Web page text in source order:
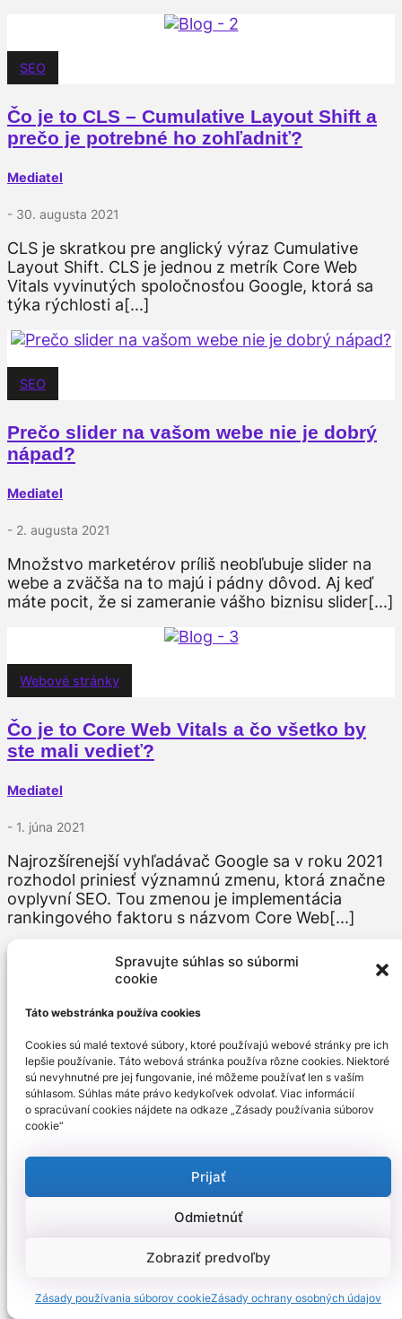
Spravujte súhlas so súbormi
cookie
Táto webstránka používa cookies
Cookies sú malé textové súbory, ktoré používajú webové stránky pre ich
lepšie používanie. Táto webová stránka používa rôzne cookies. Niektoré
sú nevyhnutné pre jej fungovanie, iné môžeme používať len s vaším
súhlasom. Súhlas máte právo kedykoľvek odvolať. Viac informácií
o spracúvaní cookies nájdete na odkaze „Zásady používania súborov
cookie“
Prijať
Odmietnúť
Zobraziť predvoľby
Zásady používania súborov cookieZásady ochrany osobných údajov
SEO
Čo je to CLS – Cumulative Layout Shift a
prečo je potrebné ho zohľadniť?
Mediatel
- 30. augusta 2021
CLS je skratkou pre anglický výraz Cumulative
Layout Shift. CLS je jednou z metrík Core Web
Vitals vyvinutých spoločnosťou Google, ktorá sa
týka rýchlosti a[...]
SEO
Prečo slider na vašom webe nie je dobrý
nápad?
Mediatel
- 2. augusta 2021
Množstvo marketérov príliš neobľubuje slider na
webe a zväčša na to majú i pádny dôvod. Aj keď
máte pocit, že si zameranie vášho biznisu slider[...]
Webové stránky
Čo je to Core Web Vitals a čo všetko by
ste mali vedieť?
Mediatel
- 1. júna 2021
Najrozšírenejší vyhľadávač Google sa v roku 2021
rozhodol priniesť významnú zmenu, ktorá značne
ovplyvní SEO. Tou zmenou je implementácia
rankingového faktoru s názvom Core Web[...]
Stránka Stránka 2 Ďalšie
Automatizácia
Automoto a preprava
Cukrárenská výroba
Domácnosť
Hobby
Jasle, škôlky, školy
Klimatizácie
Likvidácia škodcov
Jedlá, nápoje, alkohol
Ochrana majetku